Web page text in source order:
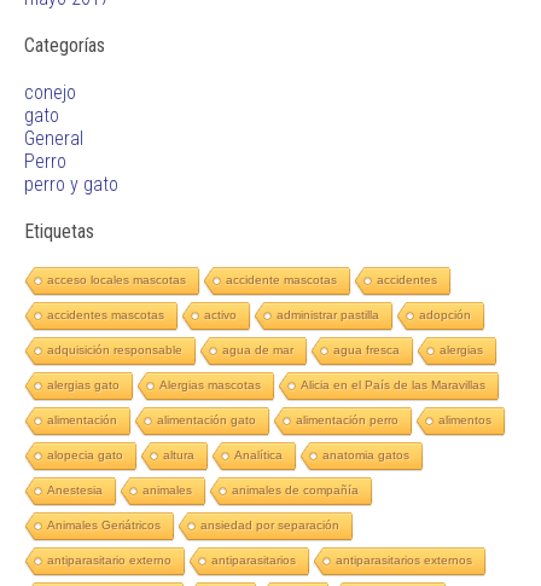
Categorías
conejo
gato
General
Perro
perro y gato
Etiquetas
acceso locales mascotas accidente mascotas accidentes
accidentes mascotas activo administrar pastilla adopción
adquisición responsable agua de mar agua fresca alergias
alergias gato Alergias mascotas Alicia en el País de las Maravillas
alimentación alimentación gato alimentación perro alimentos
alopecia gato altura Analítica anatomia gatos
Anestesia animales animales de compañía
Animales Geriátricos ansiedad por separación
antiparasitario externo antiparasitarios antiparasitarios externos